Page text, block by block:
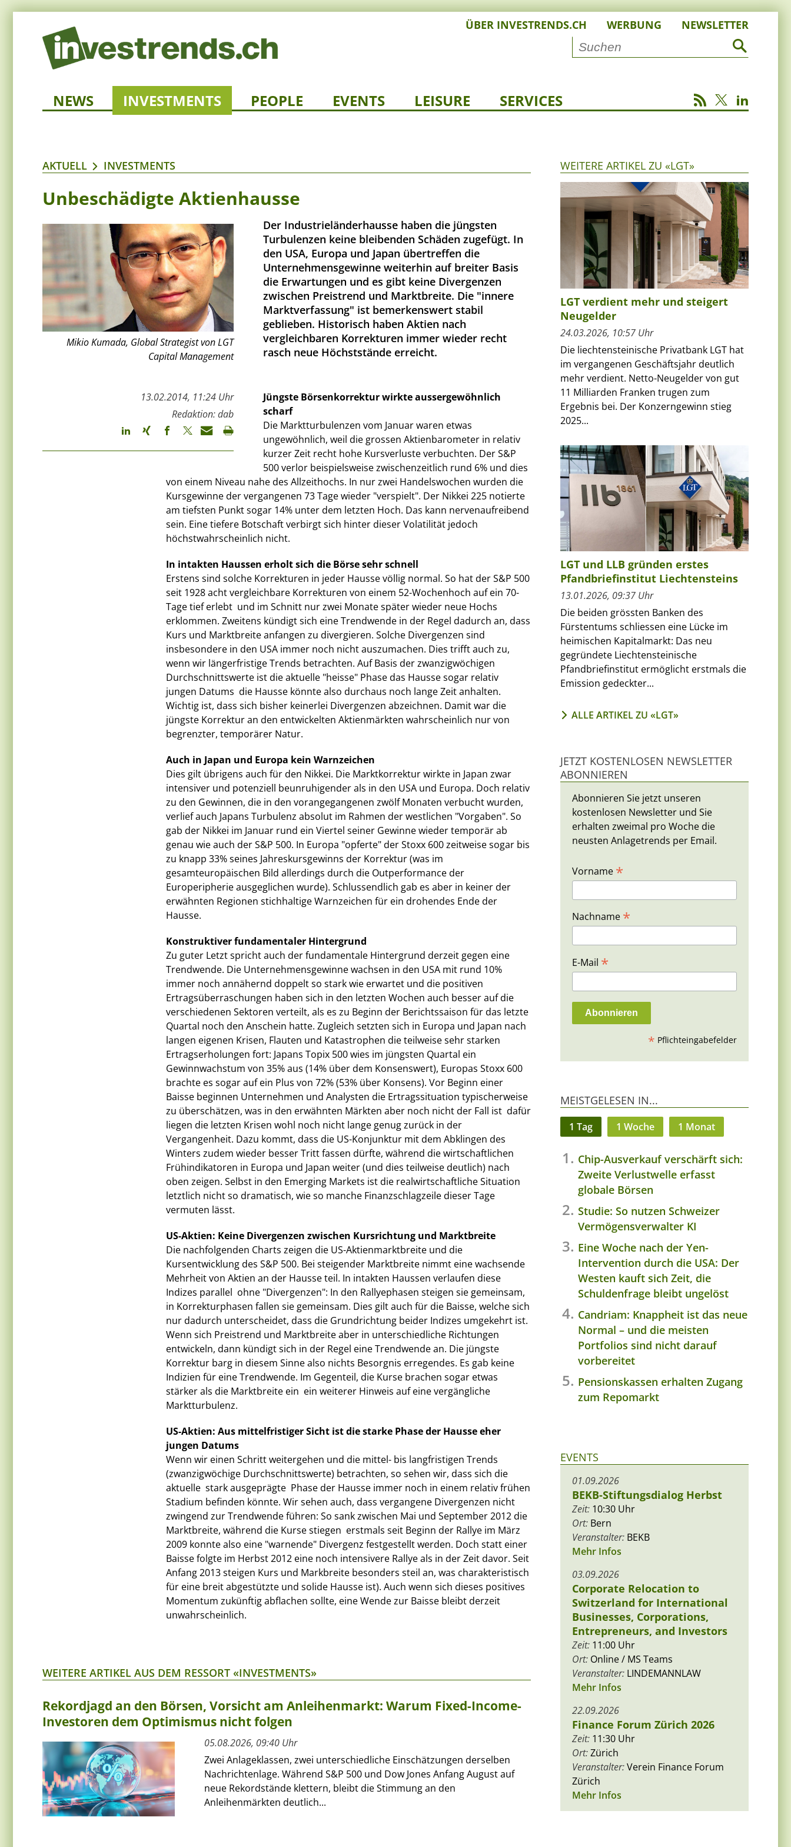
ÜBER INVESTRENDS.CH WERBUNG NEWSLETTER
NEWS INVESTMENTS PEOPLE EVENTS LEISURE SERVICES
AKTUELL INVESTMENTS
Unbeschädigte Aktienhausse
Mikio Kumada, Global Strategist von LGT
Capital Management
Der Industrieländerhausse haben die jüngsten
Turbulenzen keine bleibenden Schäden zugefügt. In
den USA, Europa und Japan übertreffen die
Unternehmensgewinne weiterhin auf breiter Basis
die Erwartungen und es gibt keine Divergenzen
zwischen Preistrend und Marktbreite. Die "innere
Marktverfassung" ist bemerkenswert stabil
geblieben. Historisch haben Aktien nach
vergleichbaren Korrekturen immer wieder recht
rasch neue Höchststände erreicht.
13.02.2014, 11:24 Uhr
Redaktion: dab
Jüngste Börsenkorrektur wirkte aussergewöhnlich
scharf
Die Marktturbulenzen vom Januar waren etwas
ungewöhnlich, weil die grossen Aktienbarometer in relativ
kurzer Zeit recht hohe Kursverluste verbuchten. Der S&P
500 verlor beispielsweise zwischenzeitlich rund 6% und dies
von einem Niveau nahe des Allzeithochs. In nur zwei Handelswochen wurden die
Kursgewinne der vergangenen 73 Tage wieder "verspielt". Der Nikkei 225 notierte
am tiefsten Punkt sogar 14% unter dem letzten Hoch. Das kann nervenaufreibend
sein. Eine tiefere Botschaft verbirgt sich hinter dieser Volatilität jedoch
höchstwahrscheinlich nicht.
In intakten Haussen erholt sich die Börse sehr schnell
Erstens sind solche Korrekturen in jeder Hausse völlig normal. So hat der S&P 500
seit 1928 acht vergleichbare Korrekturen von einem 52-Wochenhoch auf ein 70-
Tage tief erlebt  und im Schnitt nur zwei Monate später wieder neue Hochs
erklommen. Zweitens kündigt sich eine Trendwende in der Regel dadurch an, dass
Kurs und Marktbreite anfangen zu divergieren. Solche Divergenzen sind
insbesondere in den USA immer noch nicht auszumachen. Dies trifft auch zu,
wenn wir längerfristige Trends betrachten. Auf Basis der zwanzigwöchigen
Durchschnittswerte ist die aktuelle "heisse" Phase das Hausse sogar relativ
jungen Datums  die Hausse könnte also durchaus noch lange Zeit anhalten.
Wichtig ist, dass sich bisher keinerlei Divergenzen abzeichnen. Damit war die
jüngste Korrektur an den entwickelten Aktienmärkten wahrscheinlich nur von
begrenzter, temporärer Natur.
Auch in Japan und Europa kein Warnzeichen
Dies gilt übrigens auch für den Nikkei. Die Marktkorrektur wirkte in Japan zwar
intensiver und potenziell beunruhigender als in den USA und Europa. Doch relativ
zu den Gewinnen, die in den vorangegangenen zwölf Monaten verbucht wurden,
verlief auch Japans Turbulenz absolut im Rahmen der westlichen "Vorgaben". So
gab der Nikkei im Januar rund ein Viertel seiner Gewinne wieder temporär ab 
genau wie auch der S&P 500. In Europa "opferte" der Stoxx 600 zeitweise sogar bis
zu knapp 33% seines Jahreskursgewinns der Korrektur (was im
gesamteuropäischen Bild allerdings durch die Outperformance der
Europeripherie ausgeglichen wurde). Schlussendlich gab es aber in keiner der
erwähnten Regionen stichhaltige Warnzeichen für ein drohendes Ende der
Hausse.
Konstruktiver fundamentaler Hintergrund
Zu guter Letzt spricht auch der fundamentale Hintergrund derzeit gegen eine
Trendwende. Die Unternehmensgewinne wachsen in den USA mit rund 10%
immer noch annähernd doppelt so stark wie erwartet und die positiven
Ertragsüberraschungen haben sich in den letzten Wochen auch besser auf die
verschiedenen Sektoren verteilt, als es zu Beginn der Berichtssaison für das letzte
Quartal noch den Anschein hatte. Zugleich setzten sich in Europa und Japan nach
langen eigenen Krisen, Flauten und Katastrophen die teilweise sehr starken
Ertragserholungen fort: Japans Topix 500 wies im jüngsten Quartal ein
Gewinnwachstum von 35% aus (14% über dem Konsenswert), Europas Stoxx 600
brachte es sogar auf ein Plus von 72% (53% über Konsens). Vor Beginn einer
Baisse beginnen Unternehmen und Analysten die Ertragssituation typischerweise
zu überschätzen, was in den erwähnten Märkten aber noch nicht der Fall ist  dafür
liegen die letzten Krisen wohl noch nicht lange genug zurück in der
Vergangenheit. Dazu kommt, dass die US-Konjunktur mit dem Abklingen des
Winters zudem wieder besser Tritt fassen dürfte, während die wirtschaftlichen
Frühindikatoren in Europa und Japan weiter (und dies teilweise deutlich) nach
oben zeigen. Selbst in den Emerging Markets ist die realwirtschaftliche Situation
letztlich nicht so dramatisch, wie so manche Finanzschlagzeile dieser Tage
vermuten lässt.
US-Aktien: Keine Divergenzen zwischen Kursrichtung und Marktbreite
Die nachfolgenden Charts zeigen die US-Aktienmarktbreite und die
Kursentwicklung des S&P 500. Bei steigender Marktbreite nimmt eine wachsende
Mehrheit von Aktien an der Hausse teil. In intakten Haussen verlaufen diese
Indizes parallel  ohne "Divergenzen": In den Rallyephasen steigen sie gemeinsam,
in Korrekturphasen fallen sie gemeinsam. Dies gilt auch für die Baisse, welche sich
nur dadurch unterscheidet, dass die Grundrichtung beider Indizes umgekehrt ist.
Wenn sich Preistrend und Marktbreite aber in unterschiedliche Richtungen
entwickeln, dann kündigt sich in der Regel eine Trendwende an. Die jüngste
Korrektur barg in diesem Sinne also nichts Besorgnis erregendes. Es gab keine
Indizien für eine Trendwende. Im Gegenteil, die Kurse brachen sogar etwas
stärker als die Marktbreite ein  ein weiterer Hinweis auf eine vergängliche
Marktturbulenz.
US-Aktien: Aus mittelfristiger Sicht ist die starke Phase der Hausse eher
jungen Datums
Wenn wir einen Schritt weitergehen und die mittel- bis langfristigen Trends
(zwanzigwöchige Durchschnittswerte) betrachten, so sehen wir, dass sich die
aktuelle  stark ausgeprägte  Phase der Hausse immer noch in einem relativ frühen
Stadium befinden könnte. Wir sehen auch, dass vergangene Divergenzen nicht
zwingend zur Trendwende führen: So sank zwischen Mai und September 2012 die
Marktbreite, während die Kurse stiegen  erstmals seit Beginn der Rallye im März
2009 konnte also eine "warnende" Divergenz festgestellt werden. Doch statt einer
Baisse folgte im Herbst 2012 eine noch intensivere Rallye als in der Zeit davor. Seit
Anfang 2013 steigen Kurs und Markbreite besonders steil an, was charakteristisch
für eine breit abgestützte und solide Hausse ist). Auch wenn sich dieses positives
Momentum zukünftig abflachen sollte, eine Wende zur Baisse bleibt derzeit
unwahrscheinlich.
WEITERE ARTIKEL AUS DEM RESSORT «INVESTMENTS»
Rekordjagd an den Börsen, Vorsicht am Anleihenmarkt: Warum Fixed-Income-
Investoren dem Optimismus nicht folgen
05.08.2026, 09:40 Uhr
Zwei Anlageklassen, zwei unterschiedliche Einschätzungen derselben
Nachrichtenlage. Während S&P 500 und Dow Jones Anfang August auf
neue Rekordstände klettern, bleibt die Stimmung an den
Anleihenmärkten deutlich...
WEITERE ARTIKEL ZU «LGT»
LGT verdient mehr und steigert
Neugelder
24.03.2026, 10:57 Uhr
Die liechtensteinische Privatbank LGT hat
im vergangenen Geschäftsjahr deutlich
mehr verdient. Netto-Neugelder von gut
11 Milliarden Franken trugen zum
Ergebnis bei. Der Konzerngewinn stieg
2025...
LGT und LLB gründen erstes
Pfandbriefinstitut Liechtensteins
13.01.2026, 09:37 Uhr
Die beiden grössten Banken des
Fürstentums schliessen eine Lücke im
heimischen Kapitalmarkt: Das neu
gegründete Liechtensteinische
Pfandbriefinstitut ermöglicht erstmals die
Emission gedeckter...
ALLE ARTIKEL ZU «LGT»
JETZT KOSTENLOSEN NEWSLETTER
ABONNIEREN
Abonnieren Sie jetzt unseren
kostenlosen Newsletter und Sie
erhalten zweimal pro Woche die
neusten Anlagetrends per Email.
Vorname *
Nachname *
E-Mail *
* Pflichteingabefelder
MEISTGELESEN IN...
1 Tag 1 Woche 1 Monat
Chip-Ausverkauf verschärft sich:
Zweite Verlustwelle erfasst
globale Börsen
Studie: So nutzen Schweizer
Vermögensverwalter KI
Eine Woche nach der Yen-
Intervention durch die USA: Der
Westen kauft sich Zeit, die
Schuldenfrage bleibt ungelöst
Candriam: Knappheit ist das neue
Normal – und die meisten
Portfolios sind nicht darauf
vorbereitet
Pensionskassen erhalten Zugang
zum Repomarkt
EVENTS
01.09.2026
BEKB-Stiftungsdialog Herbst
Zeit: 10:30 Uhr
Ort: Bern
Veranstalter: BEKB
Mehr Infos
03.09.2026
Corporate Relocation to
Switzerland for International
Businesses, Corporations,
Entrepreneurs, and Investors
Zeit: 11:00 Uhr
Ort: Online / MS Teams
Veranstalter: LINDEMANNLAW
Mehr Infos
22.09.2026
Finance Forum Zürich 2026
Zeit: 11:30 Uhr
Ort:Zürich
Veranstalter:Verein Finance Forum
Zürich
Mehr Infos